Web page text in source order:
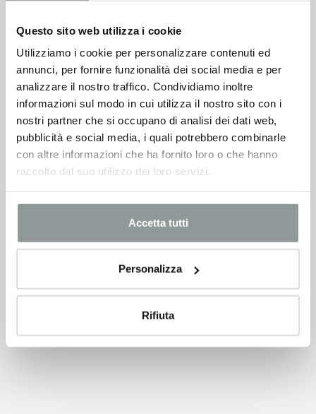
Questo sito web utilizza i cookie
Utilizziamo i cookie per personalizzare contenuti ed
annunci, per fornire funzionalità dei social media e per
analizzare il nostro traffico. Condividiamo inoltre
informazioni sul modo in cui utilizza il nostro sito con i
nostri partner che si occupano di analisi dei dati web,
pubblicità e social media, i quali potrebbero combinarle
con altre informazioni che ha fornito loro o che hanno
raccolto dal suo utilizzo dei loro servizi.
Accetta tutti
Personalizza
Rifiuta